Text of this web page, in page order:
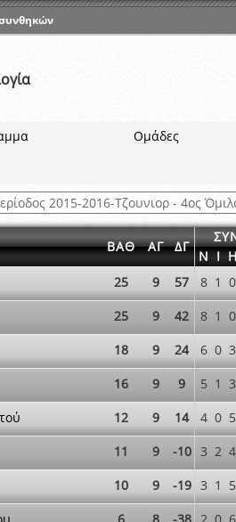
εξετάσεων και αγωνιστικών
Σεμιναρίου προεπιλογής Διαιτητών και
Ομάδες
ΒΑΘ ΑΓ ΔΓ
Ν Ι
25 9 57 8 1 0
25 9 42 8 1 0
18 9 24 6 0 3
16 9 9 5 1 3
12 9 14 4 0 5
11 9 -10 3 2 4
10 9 -19 3 1 5